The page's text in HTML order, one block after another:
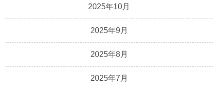
2025年10月
2025年9月
2025年8月
2025年7月